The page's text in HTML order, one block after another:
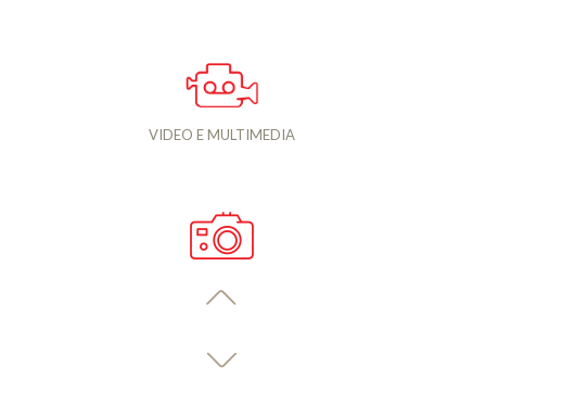
VIDEO E MULTIMEDIA